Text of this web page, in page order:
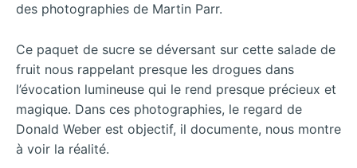
des photographies de Martin Parr.
Ce paquet de sucre se déversant sur cette salade de
fruit nous rappelant presque les drogues dans
l’évocation lumineuse qui le rend presque précieux et
magique. Dans ces photographies, le regard de
Donald Weber est objectif, il documente, nous montre
à voir la réalité.